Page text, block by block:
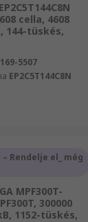
cella, 4608
144-tüskés,
169-5507
EP2C5T144C8N
Rendelje el_ még
MPF300T-
300000
1152-tüskés,